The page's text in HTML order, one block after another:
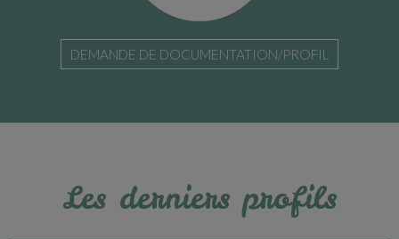
DEMANDE DE DOCUMENTATION/PROFIL
Les derniers profils